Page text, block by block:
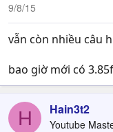
9/8/15
vẫn còn nhiều câu
bao giờ mới có
H Hain3t2
Youtube